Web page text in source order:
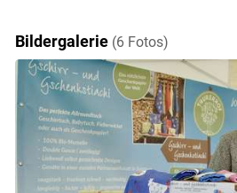
Bildergalerie (6 Fotos)